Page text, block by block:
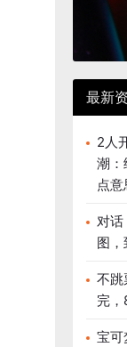
最新
2人
潮
点意
对话
图，
不跳
完
宝可